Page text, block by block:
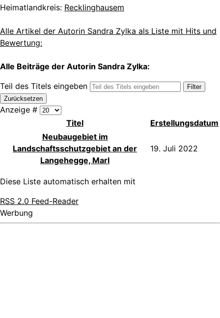
Heimatlandkreis: Recklinghausem
Alle Artikel der Autorin Sandra Zylka als Liste mit Hits und
Bewertung:
Alle Beiträge der Autorin Sandra Zylka:
Teil des Titels eingeben
Filter
Zurücksetzen
Anzeige #
Titel
Erstellungsdatum
Neubaugebiet im
Landschaftsschutzgebiet an der
Langehegge, Marl
19. Juli 2022
Diese Liste automatisch erhalten mit
RSS 2.0 Feed-Reader
Werbung